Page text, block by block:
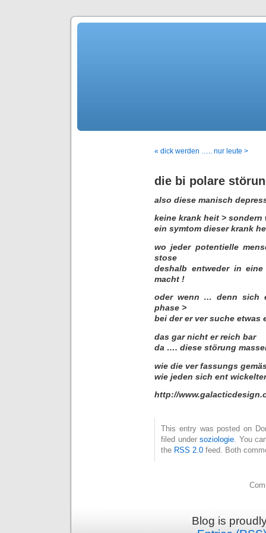
« dick werden ….. nur leute >
die bi polare
also diese manisch
keine krank heit > sondern
ein symtom dieser krank
wo jeder potentielle
stose
deshalb entweder in
macht !
oder wenn … denn sich
phase >
bei der er ver suche etwas
das gar nicht er reich bar
da …. diese störung
wie die ver fassungs
wie jeden sich ent
http://
This entry was posted on
filed undersoziologie. You
the RSS 2.0 feed. Both
Blog is